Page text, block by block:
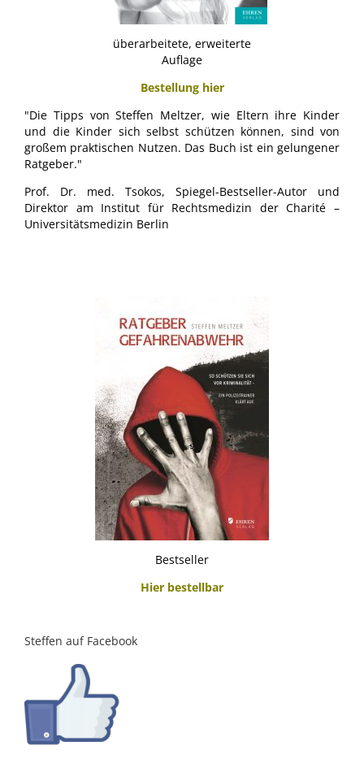
überarbeitete, erweiterte
Auflage
Bestellung hier
"Die Tipps von Steffen Meltzer, wie Eltern ihre Kinder
und die Kinder sich selbst schützen können, sind von
großem praktischen Nutzen. Das Buch ist ein gelungener
Ratgeber."
Prof. Dr. med. Tsokos, Spiegel-Bestseller-Autor und
Direktor am Institut für Rechtsmedizin der Charité –
Universitätsmedizin Berlin
Bestseller
Hier bestellbar
Steffen auf Facebook